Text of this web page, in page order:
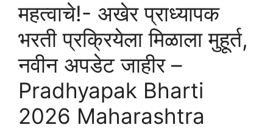
महत्वाचे!- अखेर प्राध्यापक
भरती प्रक्रियेला मिळाला मुहूर्त,
नवीन अपडेट जाहीर –
Pradhyapak Bharti
2026 Maharashtra